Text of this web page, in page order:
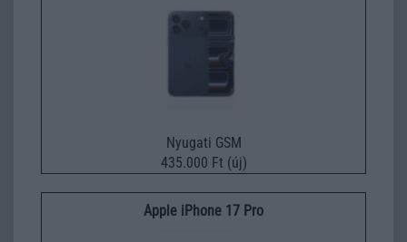
Nyugati GSM
435.000 Ft (új)
Apple iPhone 17 Pro